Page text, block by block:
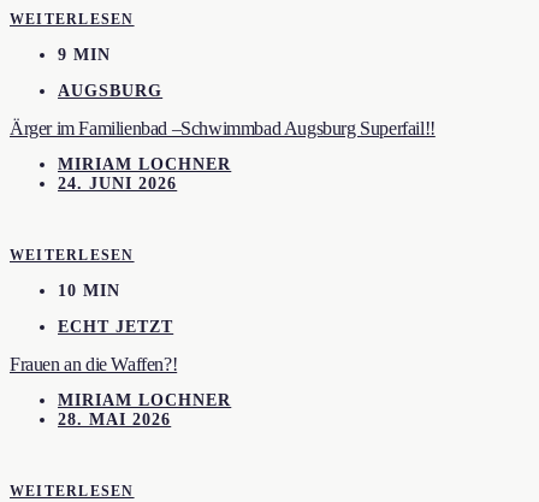
WEITERLESEN
9 MIN
AUGSBURG
Ärger im Familienbad –Schwimmbad Augsburg Superfail!!
MIRIAM LOCHNER
24. JUNI 2026
WEITERLESEN
10 MIN
ECHT JETZT
Frauen an die Waffen?!
MIRIAM LOCHNER
28. MAI 2026
WEITERLESEN